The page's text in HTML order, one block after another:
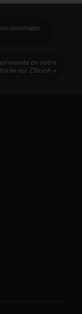
montages
de notre
sur ZBrush »